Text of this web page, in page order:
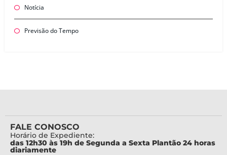
Notícia
Previsão do Tempo
FALE CONOSCO
Horário de Expediente:
das 12h30 às 19h de Segunda a Sexta Plantão 24 horas
diariamente